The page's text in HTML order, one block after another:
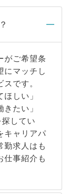
がご希望条
にマッチし
です。
しい」
たい」
してい
キャリアパ
勤求人はも
仕事紹介も